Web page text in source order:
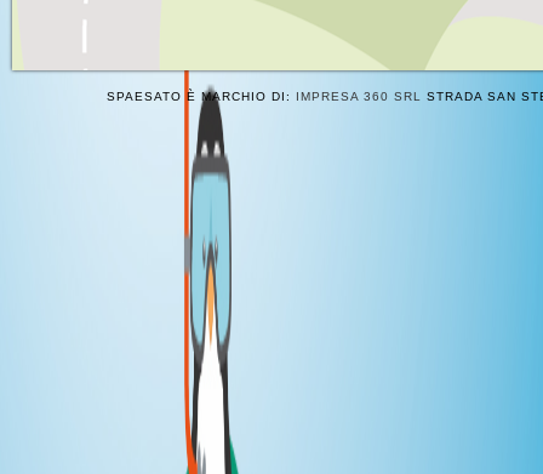
SPAESATO È MARCHIO DI: IMPRESA 360 SRL STRADA SAN